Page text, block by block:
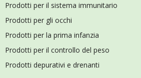
Prodotti per il sistema immunitario
Prodotti per gli occhi
Prodotti per la prima infanzia
Prodotti per il controllo del peso
Prodotti depurativi e drenanti